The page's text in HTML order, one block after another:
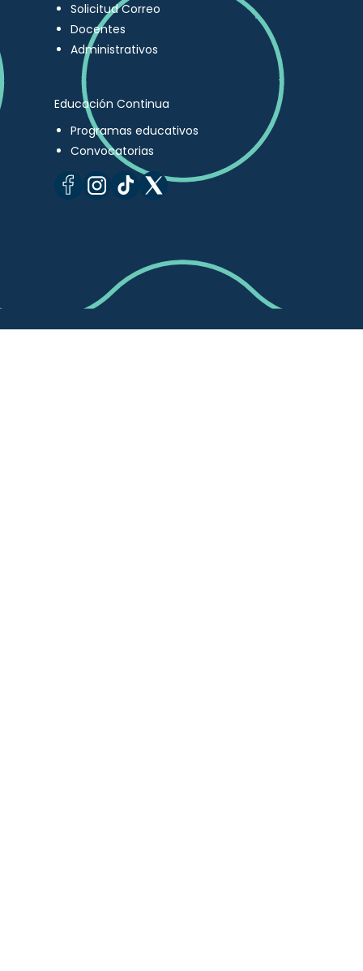
Solicitud Correo
Docentes
Administrativos
Educación Continua
Programas educativos
Convocatorias